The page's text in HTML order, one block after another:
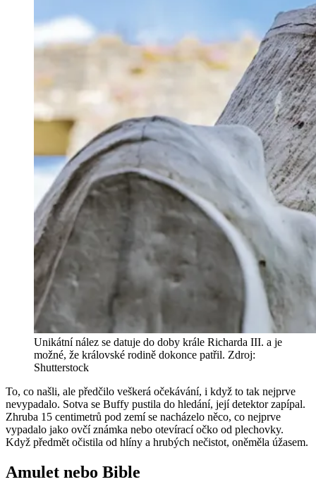
Unikátní nález se datuje do doby krále Richarda III. a je
možné, že královské rodině dokonce patřil. Zdroj:
Shutterstock
To, co našli, ale předčilo veškerá očekávání, i když to tak nejprve
nevypadalo. Sotva se Buffy pustila do hledání, její detektor zapípal.
Zhruba 15 centimetrů pod zemí se nacházelo něco, co nejprve
vypadalo jako ovčí známka nebo otevírací očko od plechovky.
Když předmět očistila od hlíny a hrubých nečistot, oněměla úžasem.
Amulet nebo Bible